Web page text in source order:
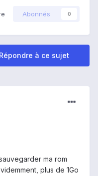
Abonnés 0
Répondre à ce sujet
ma rom
plus de 1Go